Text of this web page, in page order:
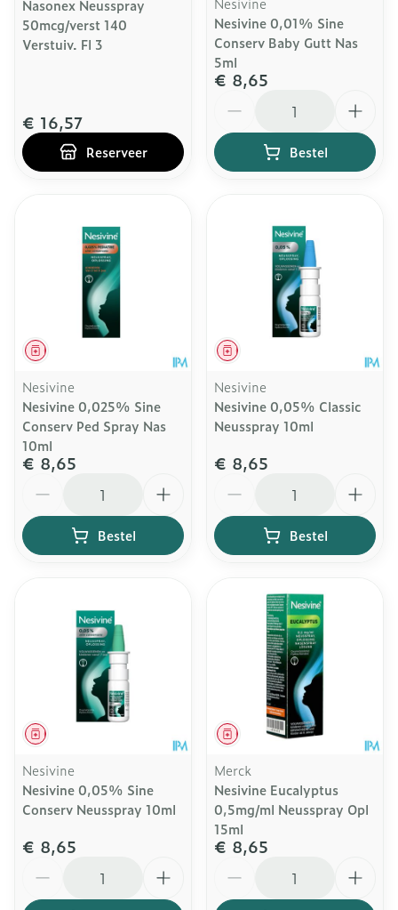
Nasonex Neusspray
50mcg/verst 140
Verstuiv. Fl 3
€ 16,57
Reserveer
Nesivine 0,01% Sine
Conserv Baby Gutt Nas
5ml
€ 8,65
Bestel
Geneesmiddel
Nesivine
Nesivine 0,025% Sine
Conserv Ped Spray Nas
10ml
€ 8,65
Bestel
Geneesmiddel
Nesivine
Nesivine 0,05% Classic
Neusspray 10ml
€ 8,65
Bestel
Geneesmiddel
Nesivine
Nesivine 0,05% Sine
Conserv Neusspray 10ml
€ 8,65
Geneesmiddel
Merck
Nesivine Eucalyptus
0,5mg/ml Neusspray Opl
15ml
€ 8,65